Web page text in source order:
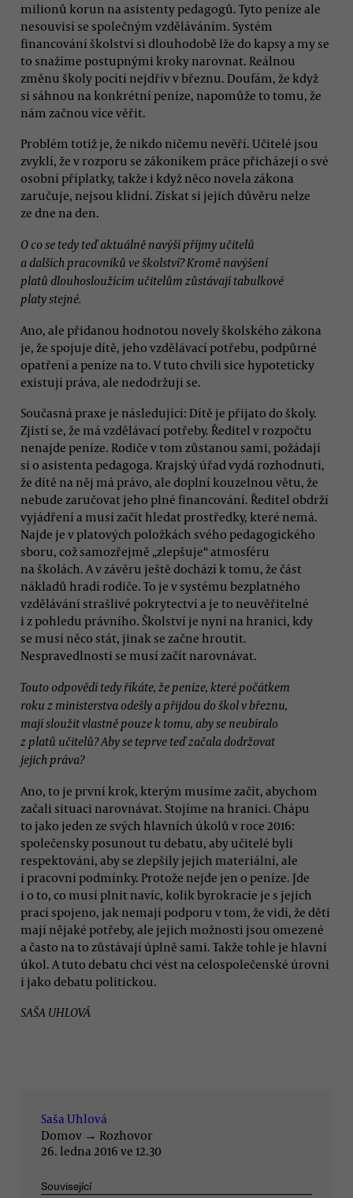
milionů korun na asistenty pedagogů. Tyto peníze ale
nesouvisí se společným vzděláváním. Systém
financování školství si dlouhodobě lže do kapsy a my se
to snažíme postupnými kroky narovnat. Reálnou
změnu školy pocítí nejdřív v březnu. Doufám, že když
si sáhnou na konkrétní peníze, napomůže to tomu, že
nám začnou více věřit.
Problém totiž je, že nikdo ničemu nevěří. Učitelé jsou
zvyklí, že v rozporu se zákoníkem práce přicházejí o své
osobní příplatky, takže i když něco novela zákona
zaručuje, nejsou klidní. Získat si jejich důvěru nelze
ze dne na den.
O co se tedy teď aktuálně navýší příjmy učitelů
a dalších pracovníků ve školství? Kromě navýšení
platů dlouhosloužícím učitelům zůstávají tabulkové
platy stejné.
Ano, ale přidanou hodnotou novely školského zákona
je, že spojuje dítě, jeho vzdělávací potřebu, podpůrné
opatření a peníze na to. V tuto chvíli sice hypoteticky
existují práva, ale nedodržují se.
Současná praxe je následující: Dítě je přijato do školy.
Zjistí se, že má vzdělávací potřeby. Ředitel v rozpočtu
nenajde peníze. Rodiče v tom zůstanou sami, požádají
si o asistenta pedagoga. Krajský úřad vydá rozhodnutí,
že dítě na něj má právo, ale doplní kouzelnou větu, že
nebude zaručovat jeho plné financování. Ředitel obdrží
vyjádření a musí začít hledat prostředky, které nemá.
Najde je v platových položkách svého pedagogického
sboru, což samozřejmě „zlepšuje“ atmosféru
na školách. A v závěru ještě dochází k tomu, že část
nákladů hradí rodiče. To je v systému bezplatného
vzdělávání strašlivé pokrytectví a je to neuvěřitelné
i z pohledu právního. Školství je nyní na hranici, kdy
se musí něco stát, jinak se začne hroutit.
Nespravedlnosti se musí začít narovnávat.
Touto odpovědí tedy říkáte, že peníze, které počátkem
roku z ministerstva odešly a přijdou do škol v březnu,
mají sloužit vlastně pouze k tomu, aby se neubíralo
z platů učitelů? Aby se teprve teď začala dodržovat
jejich práva?
Ano, to je první krok, kterým musíme začít, abychom
začali situaci narovnávat. Stojíme na hranici. Chápu
to jako jeden ze svých hlavních úkolů v roce 2016:
společensky posunout tu debatu, aby učitelé byli
respektováni, aby se zlepšily jejich materiální, ale
i pracovní podmínky. Protože nejde jen o peníze. Jde
i o to, co musí plnit navíc, kolik byrokracie je s jejich
prací spojeno, jak nemají podporu v tom, že vidí, že děti
mají nějaké potřeby, ale jejich možnosti jsou omezené
a často na to zůstávají úplně sami. Takže tohle je hlavní
úkol. A tuto debatu chci vést na celospolečenské úrovni
i jako debatu politickou.
SAŠA UHLOVÁ
Saša Uhlová
Domov → Rozhovor
26. ledna 2016 ve 12.30
Související